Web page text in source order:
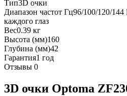
Тип3D очки
Диапазон частот Гц96/100/120/
каждого глаз
Вес0.39 кг
Высота (мм)160
Глубина (мм)42
Гарантия1 год
Отзывы 0
3D очки Optoma